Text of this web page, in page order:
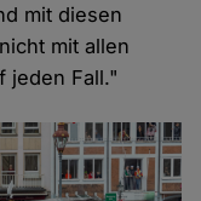
mit diesen
mit allen
jeden Fall."